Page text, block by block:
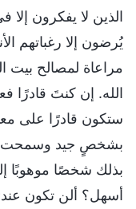
الذين لا يفكرون
يُرضون إلا رغباتهم
مراعاة لمصالح بيت
الله. إن كنتَ قادرًا
ستكون قادرًا على
بشخصٍ جيد وسمحت له
بذلك شخصًا موهوبًا
أسهل؟ ألن تكون